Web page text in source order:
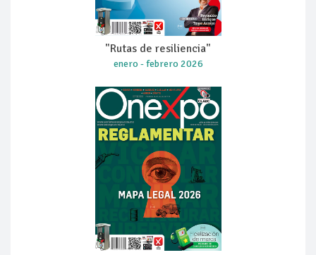
"Rutas de resiliencia"
enero - febrero 2026